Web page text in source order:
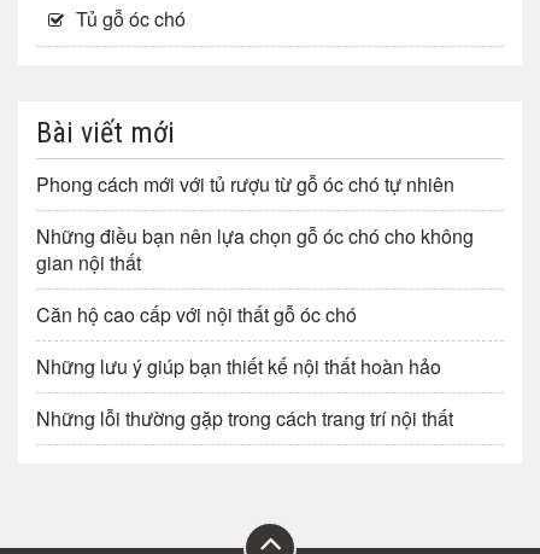
Tủ gỗ óc chó
Bài viết mới
Phong cách mới với tủ rượu từ gỗ óc chó tự nhiên
Những điều bạn nên lựa chọn gỗ óc chó cho không
gian nội thất
Căn hộ cao cấp với nội thất gỗ óc chó
Những lưu ý giúp bạn thiết kế nội thất hoàn hảo
Những lỗi thường gặp trong cách trang trí nội thất